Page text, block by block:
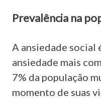
Prevalência na
A ansiedade social
ansiedade mais
7% da população
momento de suas